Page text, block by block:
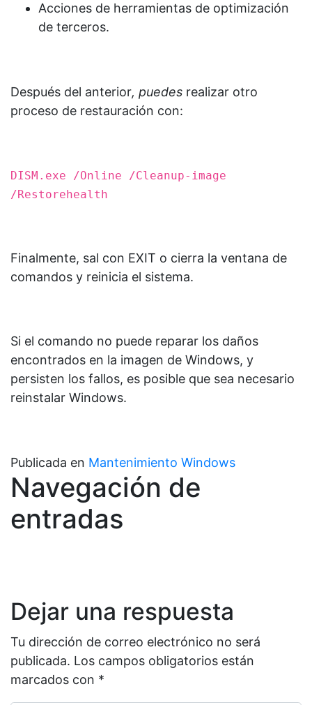
Acciones de herramientas de optimización
de terceros.
Después del anterior, puedes realizar otro
proceso de restauración con:
DISM.exe /Online /Cleanup-image
/Restorehealth
Finalmente, sal con EXIT o cierra la ventana de
comandos y reinicia el sistema.
Si el comando no puede reparar los daños
encontrados en la imagen de Windows, y
persisten los fallos, es posible que sea necesario
reinstalar Windows.
Publicada en Mantenimiento Windows
Navegación de
entradas
Dejar una respuesta
Tu dirección de correo electrónico no será
publicada. Los campos obligatorios están
marcados con *